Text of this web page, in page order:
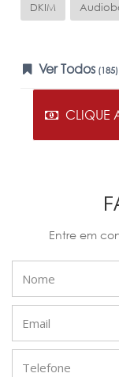
DKIM
Ver Todos (185)
CLIQUE
Entre em